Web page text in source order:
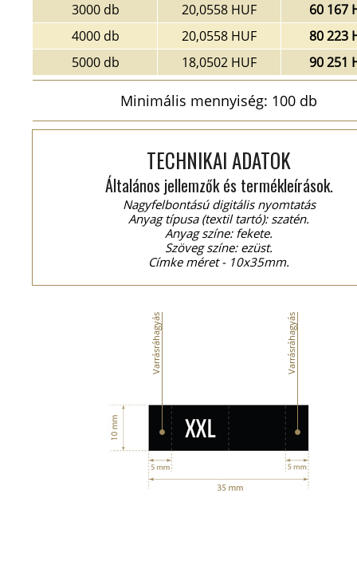
3000 db
20,0558 HUF
60 167
4000 db
20,0558 HUF
80 223
5000 db
18,0502 HUF 90 251
Minimális mennyiség: 100 db
TECHNIKAI ADATOK
Általános jellemzők és termékleírások.
Nagyfelbontású digitális nyomtatás
Anyag típusa (textil tartó): szatén.
Anyag színe: fekete.
Szöveg színe: ezüst.
Címke méret - 10x35mm.
Varrásráhagyás Varrásráhagyás